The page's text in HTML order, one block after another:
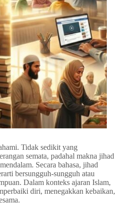
Tidak sedikit yang
semata, padahal makna jihad
Secara bahasa, jihad
bersungguh-sungguh atau
Dalam konteks ajaran Islam,
diri, menegakkan kebaikan,